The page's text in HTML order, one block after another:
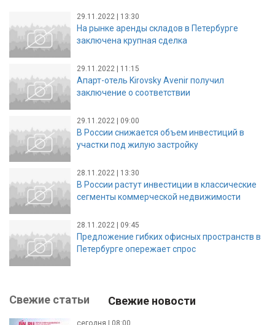
29.11.2022 | 13:30
На рынке аренды складов в Петербурге
заключена крупная сделка
29.11.2022 | 11:15
Апарт-отель Kirovsky Avenir получил
заключение о соответствии
29.11.2022 | 09:00
В России снижается объем инвестиций в
участки под жилую застройку
28.11.2022 | 13:30
В России растут инвестиции в классические
сегменты коммерческой недвижимости
28.11.2022 | 09:45
Предложение гибких офисных пространств в
Петербурге опережает спрос
Свежие статьи Свежие новости
сегодня | 08:00